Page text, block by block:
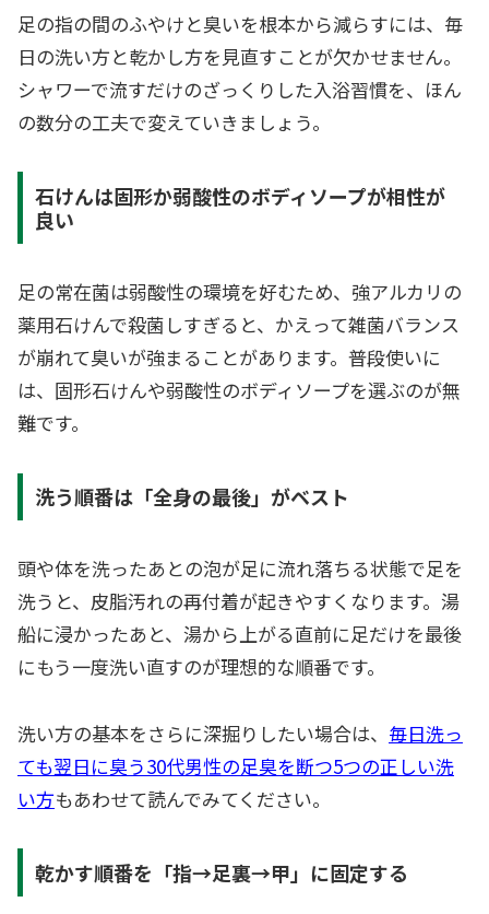
足の指の間のふやけと臭いを根本から減らすには、毎
日の洗い方と乾かし方を見直すことが欠かせません。
シャワーで流すだけのざっくりした入浴習慣を、ほん
の数分の工夫で変えていきましょう。
石けんは固形か弱酸性のボディソープが相性が
良い
足の常在菌は弱酸性の環境を好むため、強アルカリの
薬用石けんで殺菌しすぎると、かえって雑菌バランス
が崩れて臭いが強まることがあります。普段使いに
は、固形石けんや弱酸性のボディソープを選ぶのが無
難です。
洗う順番は「全身の最後」がベスト
頭や体を洗ったあとの泡が足に流れ落ちる状態で足を
洗うと、皮脂汚れの再付着が起きやすくなります。湯
船に浸かったあと、湯から上がる直前に足だけを最後
にもう一度洗い直すのが理想的な順番です。
洗い方の基本をさらに深掘りしたい場合は、 毎日洗っ
ても翌日に臭う30代男性の足臭を断つ5つの正しい洗
い方もあわせて読んでみてください。
乾かす順番を「指→足裏→甲」に固定する